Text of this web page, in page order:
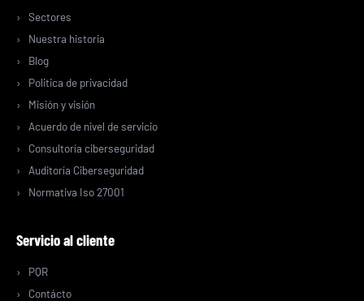
Sectores
Nuestra historia
Blog
Politica de privacidad
Misión y visión
Acuerdo de nivel de servicio
Consultoría ciberseguridad
Auditoría Ciberseguridad
Normativa Iso 27001
Servicio al cliente
PQR
Contácto